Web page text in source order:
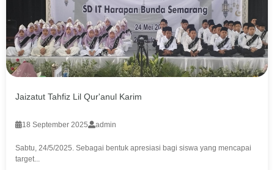
Jaizatut Tahfiz Lil Qur'anul Karim
18 September 2025 admin
Sabtu, 24/5/2025. Sebagai bentuk apresiasi bagi siswa yang mencapai
target...